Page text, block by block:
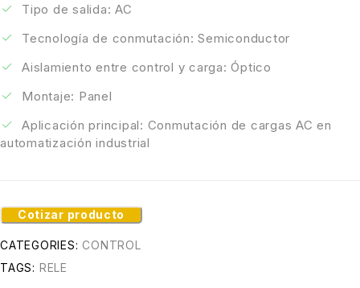
Tipo de salida: AC
Tecnología de conmutación: Semiconductor
Aislamiento entre control y carga: Óptico
Montaje: Panel
Aplicación principal: Conmutación de cargas AC en
automatización industrial
Cotizar producto
CATEGORIES: CONTROL
TAGS: RELE